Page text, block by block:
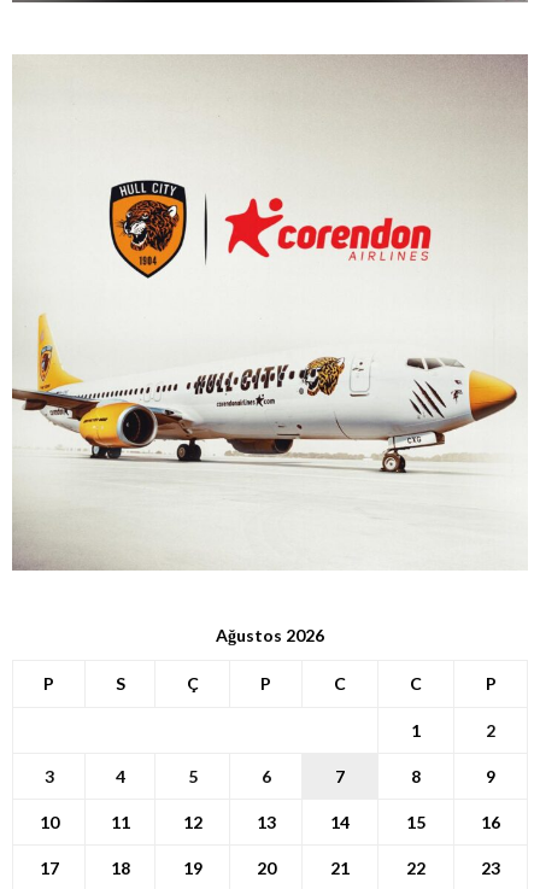
Ağustos 2026
P S Ç P C C P
1 2
3 4 5 6 7 8 9
10 11 12 13 14 15 16
17 18 19 20 21 22 23